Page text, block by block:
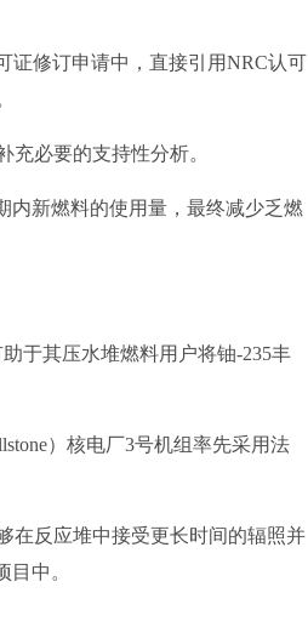
证修订申请中，直接引用NRC认可
必要的支持性分析。
内新燃料的使用量，最终减少乏燃
于其压水堆燃料用户将铀-235丰
）核电厂3号机组率先采用法
在反应堆中接受更长时间的辐照并
中。